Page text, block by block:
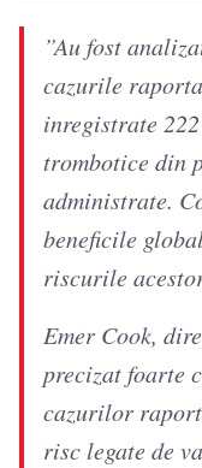
”Au fost
cazurile
inregistrate
trombotice din
administrate.
beneficile
riscurile
Emer Cook,
precizat foarte
cazurilor
risc legate de